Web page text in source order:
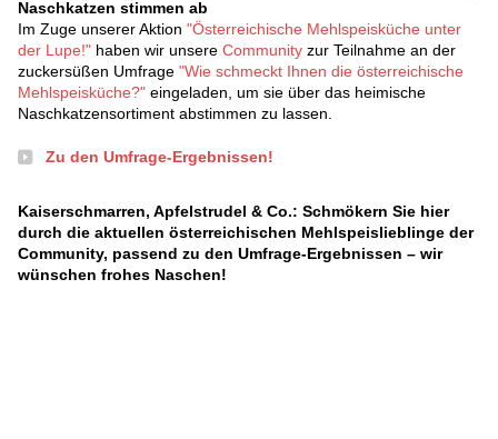
Naschkatzen stimmen ab
Im Zuge unserer Aktion "Österreichische Mehlspeisküche unter
der Lupe!" haben wir unsere Community zur Teilnahme an der
zuckersüßen Umfrage "Wie schmeckt Ihnen die österreichische
Mehlspeisküche?" eingeladen, um sie über das heimische
Naschkatzensortiment abstimmen zu lassen.
Zu den Umfrage-Ergebnissen!
Kaiserschmarren, Apfelstrudel & Co.: Schmökern Sie hier
durch die aktuellen österreichischen Mehlspeislieblinge der
Community, passend zu den Umfrage-Ergebnissen – wir
wünschen frohes Naschen!